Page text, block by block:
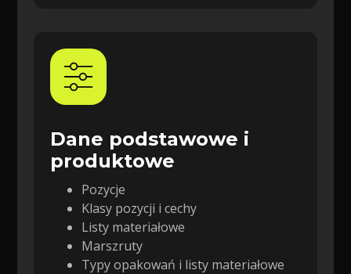
Dane podstawowe i
produktowe
Pozycje
Klasy pozycji i cechy
Listy materiałowe
Marszruty
Typy opakowań i listy materiałowe